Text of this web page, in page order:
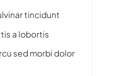
tincidunt
a lobortis
sed morbi dolor